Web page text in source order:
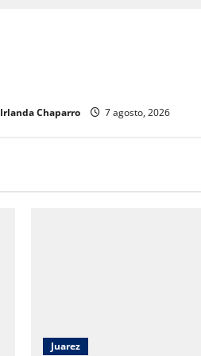
Irlanda Chaparro 7 agosto, 2026
Juarez